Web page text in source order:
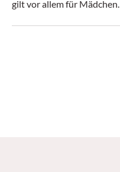
gilt vor allem für Mädchen.